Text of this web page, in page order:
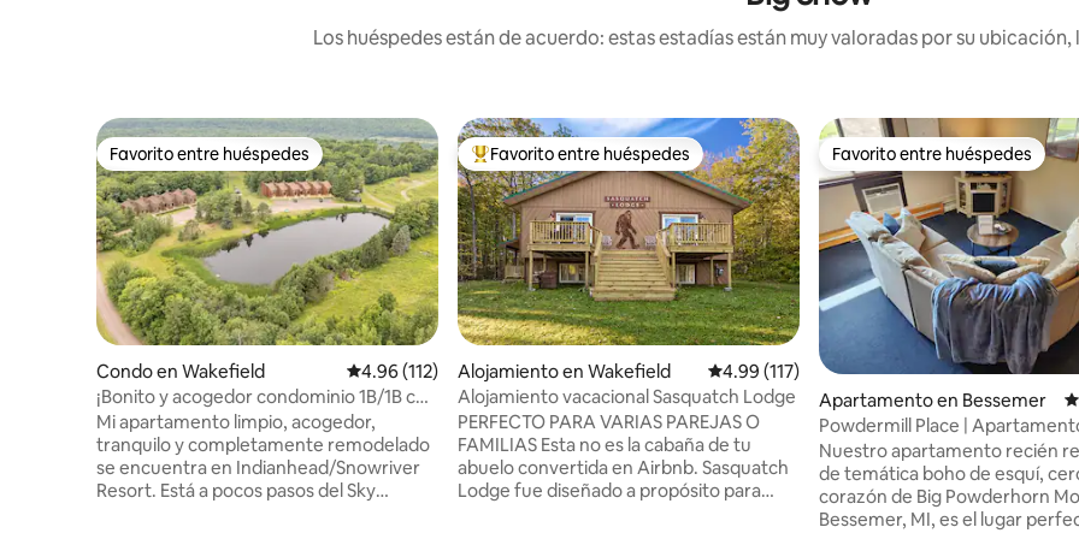
Los huéspedes están de acuerdo: estas estadías están muy valoradas por su
Favorito entre huéspedes
Favorito entre huéspedes
Condo en Wakefield Calificación promedio: 4.96 de 5, 112 reseñas
4.96 (112)
¡Bonito y acogedor condominio 1B/1B con
bañera de hidromasaje!
Mi apartamento limpio, acogedor,
tranquilo y completamente remodelado
se encuentra en Indianhead/Snowriver
Resort. Está a pocos pasos del Sky
Favorito entre huéspedes preferido
Favorito entre huéspedes
Alojamiento en Wakefield Calificación promedio: 4.99 de 5, 117 reseñas
4.99 (117)
Alojamiento vacacional Sasquatch Lodge
PERFECTO PARA VARIAS PAREJAS O
FAMILIAS Esta no es la cabaña de tu
abuelo convertida en Airbnb. Sasquatch
Lodge fue diseñado a propósito para
Favorito entre huéspedes
Favorito entre huéspedes
Apartamento en Bessemer
Powdermill Place |
actualizado
Nuestro apartamento recién
de temática boho de esquí,
corazón de Big Powderhorn
Bessemer, MI, es el lugar